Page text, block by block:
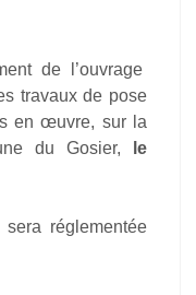
de l’ouvrage
travaux de pose
en œuvre, sur la
du Gosier,
le
réglementée